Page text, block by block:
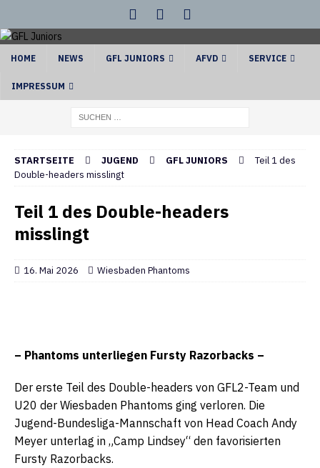
HOME NEWS GFL JUNIORS AFVD SERVICE
IMPRESSUM
STARTSEITE JUGEND GFL JUNIORS
Teil 1 des
Double-headers misslingt
Teil 1 des Double-headers
misslingt
16. Mai 2026 Wiesbaden Phantoms
– Phantoms unterliegen Fursty Razorbacks –
Der erste Teil des Double-headers von GFL2-Team und
U20 der Wiesbaden Phantoms ging verloren. Die
Jugend-Bundesliga-Mannschaft von Head Coach Andy
Meyer unterlag in „Camp Lindsey“ den favorisierten
Fursty Razorbacks.